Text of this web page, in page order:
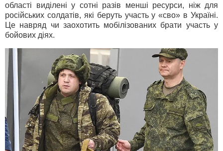
області виділені у сотні разів менші ресурси, ніж для
російських солдатів, які беруть участь у «сво» в Україні.
Це навряд чи заохотить мобілізованих брати участь у
бойових діях.